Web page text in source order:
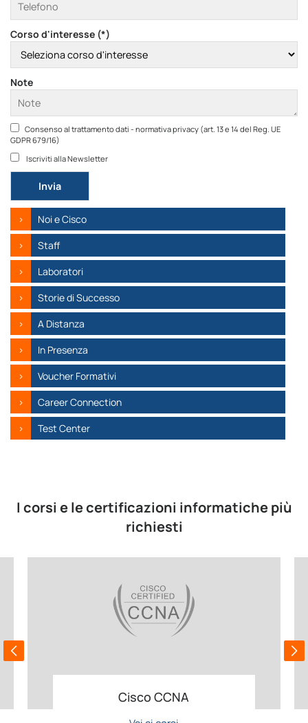
Corso d'interesse (*)
Note
Consenso al trattamento dati - normativa privacy (art. 13 e 14 del Reg. UE
GDPR 679/16)
Iscriviti alla Newsletter
Si prega di lasciare vuoto questo campo.
Noi e Cisco
Staff
Laboratori
Storie di Successo
A Distanza
In Presenza
Voucher Formativi
Career Connection
Test Center
I corsi e le certificazioni informatiche più
richiesti
Cisco CCNA